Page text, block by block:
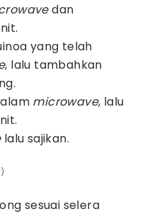
dan
yang telah
, lalu tambahkan
microwave, lalu
lalu sajikan.
sesuai selera